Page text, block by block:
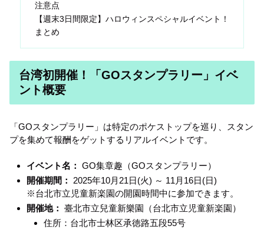
注意点
【週末3日間限定】ハロウィンスペシャルイベント！
まとめ
台湾初開催！「GOスタンプラリー」イベ
ント概要
「GOスタンプラリー」は特定のポケストップを巡り、スタン
プを集めて報酬をゲットするリアルイベントです。
イベント名： GO集章趣（GOスタンプラリー）
開催期間：
2025年10月21日(火) ～ 11月16日(日)
※台北市立児童新楽園の開園時間中に参加できます。
開催地： 臺北市立兒童新樂園（台北市立児童新楽園）
住所：台北市士林区承徳路五段55号